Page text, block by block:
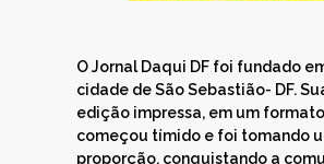
O Jornal Daqui DF foi fundado
cidade de São Sebastião- DF.
edição impressa, em um
começou tímido e foi tomando
proporção, conquistando a